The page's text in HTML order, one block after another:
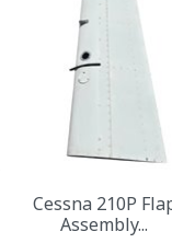
Vorschau
Cessna 210P
Assembly...